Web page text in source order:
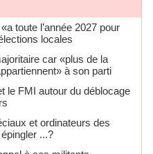
toute l’année 2027 pour
locales
car «plus de la
à son parti
le FMI autour du déblocage
et ordinateurs des
...?